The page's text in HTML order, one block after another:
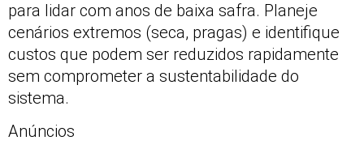
para lidar com anos de baixa safra. Planeje
cenários extremos (seca, pragas) e identifique
custos que podem ser reduzidos rapidamente
sem comprometer a sustentabilidade do
sistema.
Anúncios